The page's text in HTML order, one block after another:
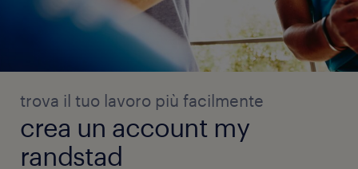
trova il tuo lavoro più facilmente
crea un account my
randstad